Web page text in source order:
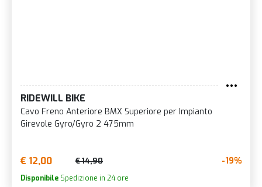
RIDEWILL BIKE
Cavo Freno Anteriore BMX Superiore per Impianto
Girevole Gyro/Gyro 2 475mm
€ 12,00 € 14,90 -19%
Disponibile Spedizione in 24 ore